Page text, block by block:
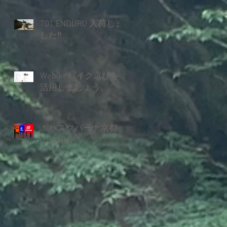
701 ENDURO 入荷しま
した‼
Webikeバイク選びを
活用しましょう
＊ハスクバーナ京都
のご紹介＊